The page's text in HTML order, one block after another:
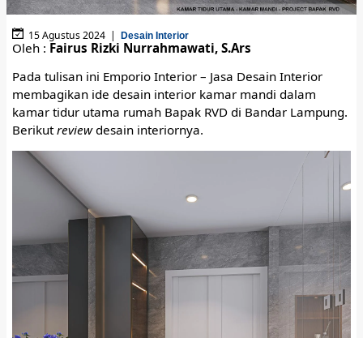
15 Agustus 2024 |Desain Interior
Oleh : Fairus Rizki Nurrahmawati, S.Ars
Pada tulisan ini Emporio Interior – Jasa Desain Interior
membagikan ide desain interior kamar mandi dalam
kamar tidur utama rumah Bapak RVD di Bandar Lampung.
Berikutreviewdesain interiornya.